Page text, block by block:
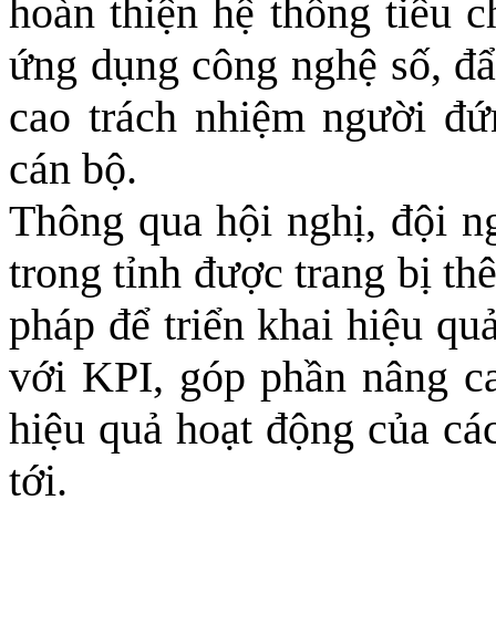
hoàn thiện hệ thống tiêu
ứng dụng công nghệ số,
cao trách nhiệm người
cán bộ.
Thông qua hội nghị, đội
trong tỉnh được trang bị
pháp để triển khai hiệu
với KPI, góp phần nâng
hiệu quả hoạt động của
tới.